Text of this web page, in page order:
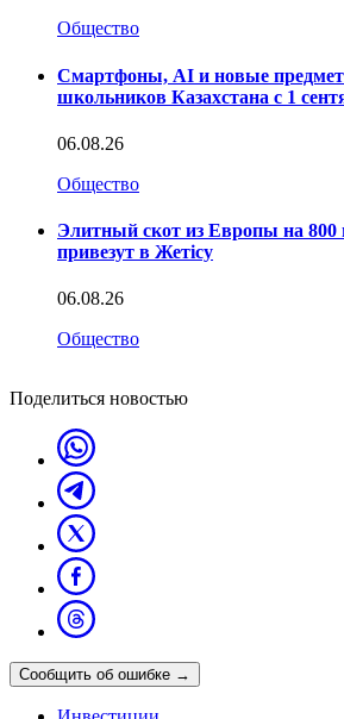
Общество
Смартфоны, AI и новые
школьников Казахстана с 1
06.08.26
Общество
Элитный скот из Европы на 800
привезут в Жетісу
06.08.26
Общество
Поделиться новостью
Сообщить об ошибке →